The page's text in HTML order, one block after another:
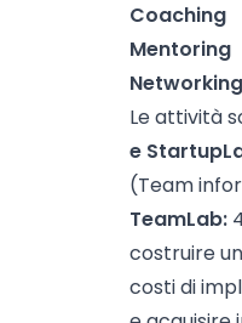
Coaching
Mentoring
Networking
Le attività
e
(Team
TeamLab:
costruire
costi di